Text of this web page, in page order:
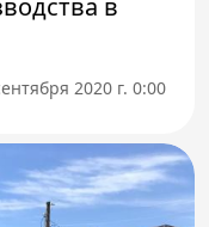
в
2020 г. 0:00